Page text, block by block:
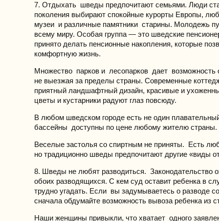
7. Отдыхать шведы предпочитают семьями. Люди
поколения выбирают спокойные курорты Европы,
музеи и различные памятники старины. Молодежь
всему миру. Особая группа — это шведские
принято делать пенсионные накопления, которые
комфортную жизнь.
Множество парков и лесопарков дает возможность
не выезжая за пределы страны. Современные
приятный ландшафтный дизайн, красивые и
цветы и кустарники радуют глаз повсюду.
В любом шведском городе есть не один
бассейны доступны по цене любому жителю страны.
Веселые застолья со спиртным не приняты. Есть
но традиционно шведы предпочитают другие «виды
8. Шведы не любят разводиться. Законодательство
обоих разводящихся. С кем суд оставит ребенка в
трудно угадать. Если вы задумываетесь о разводе
сначала обдумайте возможность вывоза ребенка из
Наши женщины привыкли, что хватает одного